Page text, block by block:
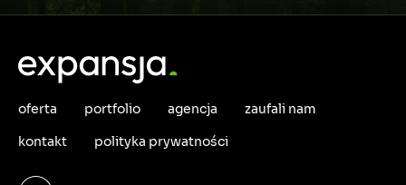
oferta portfolio agencja
zaufali nam
kontakt
polityka prywatności